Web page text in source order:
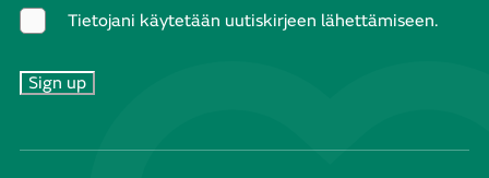
Tietojani käytetään uutiskirjeen lähettämiseen.